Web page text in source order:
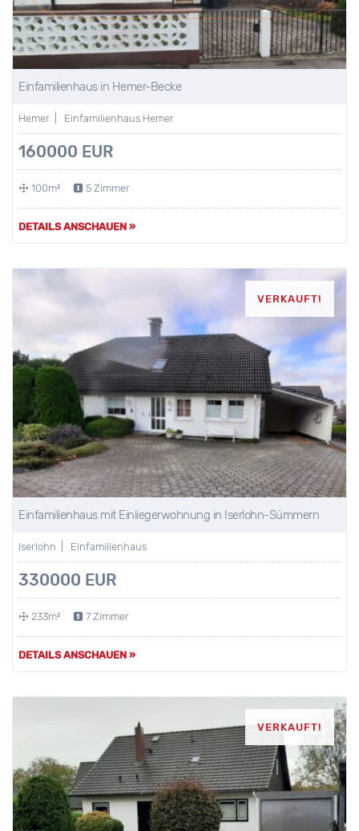
Einfamilienhaus in Hemer-Becke
Hemer | Einfamilienhaus Hemer
160000 EUR
100m² 5 Zimmer
DETAILS ANSCHAUEN »
VERKAUFT!
Einfamilienhaus mit Einliegerwohnung in Iserlohn-Sümmern
Iserlohn | Einfamilienhaus
330000 EUR
233m² 7 Zimmer
DETAILS ANSCHAUEN »
VERKAUFT!